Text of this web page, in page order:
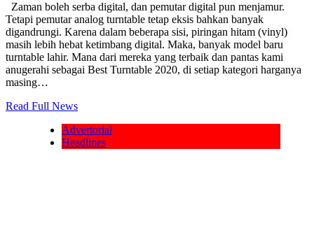
Zaman boleh serba digital, dan pemutar digital pun menjamur.
Tetapi pemutar analog turntable tetap eksis bahkan banyak
digandrungi. Karena dalam beberapa sisi, piringan hitam (vinyl)
masih lebih hebat ketimbang digital. Maka, banyak model baru
turntable lahir. Mana dari mereka yang terbaik dan pantas kami
anugerahi sebagai Best Turntable 2020, di setiap kategori harganya
masing…
Read Full News
Advertorial
Headlines